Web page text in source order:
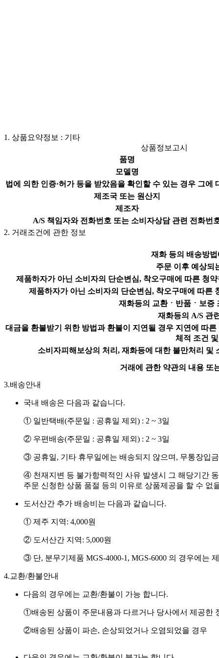
1. 상품요약정보 : 기타
상품정보고시
품명
모델명
법에 의한 인증·허가 등을 받았음을 확인할 수 있는 경우 그에
제조국 또는 원산지
제조자
A/S 책임자와 전화번호 또는 소비자상담 관련 전화번
2. 거래조건에 관한 정보
재화 등의 배송방
주문 이후 예상되
제품하자가 아닌 소비자의 단순변심, 착오구매에 따른 청
제품하자가 아닌 소비자의 단순변심, 착오구매에 따른
재화등의 교환ㆍ반품ㆍ보증
재화등의 A/S 관
대금을 환불받기 위한 방법과 환불이 지연될 경우 지연에 따
체적 조건
소비자피해보상의 처리, 재화등에 대한 불만처리 및
거래에 관한 약관의 내용 또
3.배송안내
국내 배송은 다음과 같습니다.
① 일반택배(주문일 : 공휴일 제외) : 2 ~ 3일
② 우편배송(주문일 : 공휴일 제외) : 2 ~ 3일
③ 공휴일, 기타 휴무일에는 배송되지 않으며, 무통장입
④ 천재지변 등 불가항력적인 사유 발생시 그 해당기간
주문 신청한 상품 품절 등의 이유로 상품제공을 할 수
도서산간 추가 배송비는 다음과 같습니다.
① 제주 지역: 4,000원
② 도서산간 지역: 5,000원
③ 단, 분무기제품 MGS-4000-1, MGS-6000 의 경우에는
4.교환/환불안내
다음의 경우에는 교환/환불이 가능 합니다.
①배송된 상품이 주문내용과 다르거나 당사에서 제공한
②배송된 상품이 파손, 손상되었거나 오염되었을 경우